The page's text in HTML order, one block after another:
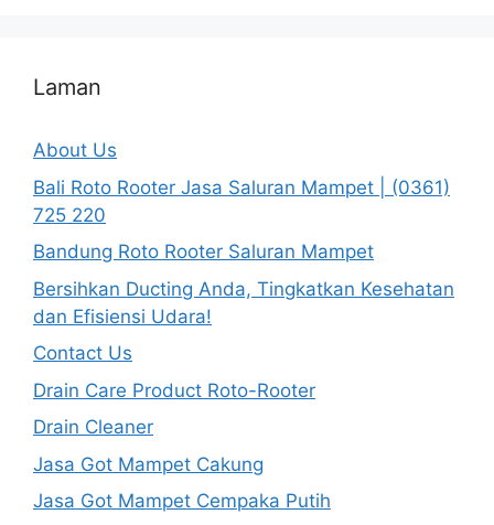
Laman
About Us
Bali Roto Rooter Jasa Saluran Mampet | (0361)
725 220
Bandung Roto Rooter Saluran Mampet
Bersihkan Ducting Anda, Tingkatkan Kesehatan
dan Efisiensi Udara!
Contact Us
Drain Care Product Roto-Rooter
Drain Cleaner
Jasa Got Mampet Cakung
Jasa Got Mampet Cempaka Putih